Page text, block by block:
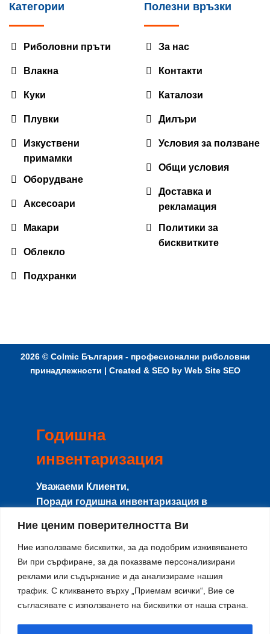
Ние ценим поверителността Ви
Ние използваме бисквитки, за да подобрим изживяването
Ви при сърфиране, за да показваме персонализирани
реклами или съдържание и да анализираме нашия
трафик. С кликването върху „Приемам всички“, Вие се
съгласявате с използването на бисквитки от наша страна.
Категории
Риболовни пръти
Влакна
Куки
Плувки
Изкуствени
примамки
Оборудване
Аксесоари
Макари
Облекло
Подхранки
Полезни връзки
За нас
Контакти
Каталози
Дилъри
Условия за ползване
Общи условия
Доставка и
рекламация
Политики за
бисквитките
2026 © Colmic България - професионални риболовни
принадлежности | Created & SEO by Web Site SEO
Годишна
инвентаризация
Уважаеми Клиенти,
Поради годишна инвентаризация в
няма да работят с клиенти, и няма да се
изпращат поръчки.
Направените поръчки в този период ще
се изпращат от17-ти Августпо реда на
тяхното получаване.
Благодарим за разбирането и се
извиняваме за причиненото